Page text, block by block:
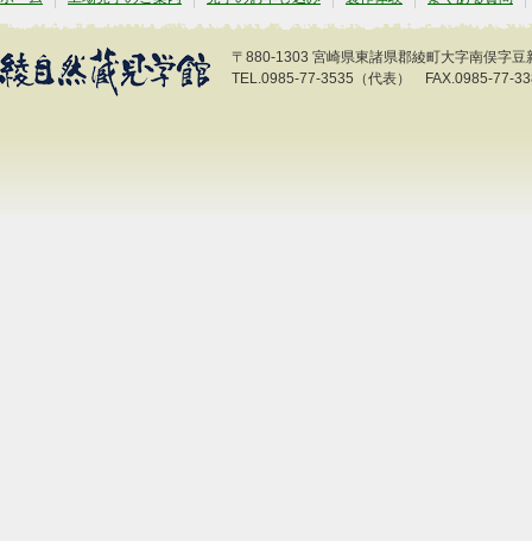
〒880-1303 宮崎県東諸県郡綾町大字南俣字豆
TEL.0985-77-3535（代表） FAX.0985-77-